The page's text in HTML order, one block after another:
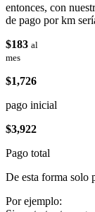
entonces, con
de pago por km
$183 al
mes
$1,726
pago inicial
$3,922
Pago total
De esta forma solo
Por ejemplo: